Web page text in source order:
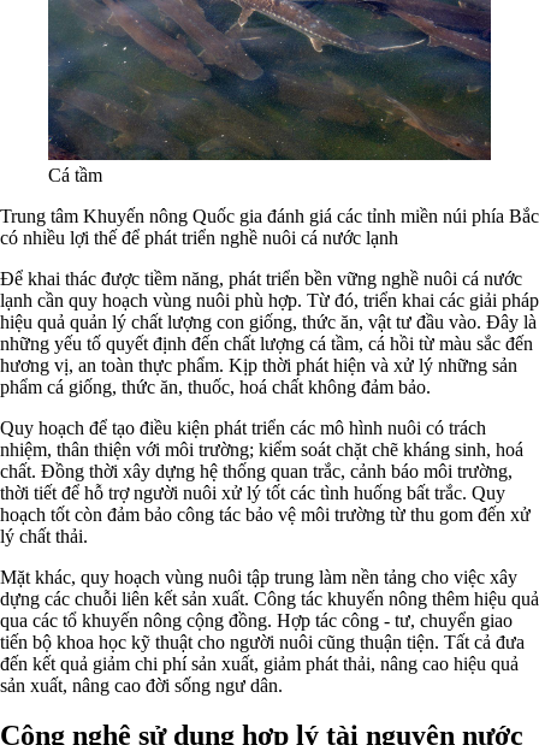
Cá tầm
Trung tâm Khuyến nông Quốc gia đánh giá các tỉnh miền núi phía Bắc
có nhiều lợi thế để phát triển nghề nuôi cá nước lạnh
Để khai thác được tiềm năng, phát triển bền vững nghề nuôi cá nước
lạnh cần quy hoạch vùng nuôi phù hợp. Từ đó, triển khai các giải pháp
hiệu quả quản lý chất lượng con giống, thức ăn, vật tư đầu vào. Đây là
những yếu tố quyết định đến chất lượng cá tầm, cá hồi từ màu sắc đến
hương vị, an toàn thực phẩm. Kịp thời phát hiện và xử lý những sản
phẩm cá giống, thức ăn, thuốc, hoá chất không đảm bảo.
Quy hoạch để tạo điều kiện phát triển các mô hình nuôi có trách
nhiệm, thân thiện với môi trường; kiểm soát chặt chẽ kháng sinh, hoá
chất. Đồng thời xây dựng hệ thống quan trắc, cảnh báo môi trường,
thời tiết để hỗ trợ người nuôi xử lý tốt các tình huống bất trắc. Quy
hoạch tốt còn đảm bảo công tác bảo vệ môi trường từ thu gom đến xử
lý chất thải.
Mặt khác, quy hoạch vùng nuôi tập trung làm nền tảng cho việc xây
dựng các chuỗi liên kết sản xuất. Công tác khuyến nông thêm hiệu quả
qua các tổ khuyến nông cộng đồng. Hợp tác công - tư, chuyển giao
tiến bộ khoa học kỹ thuật cho người nuôi cũng thuận tiện. Tất cả đưa
đến kết quả giảm chi phí sản xuất, giảm phát thải, nâng cao hiệu quả
sản xuất, nâng cao đời sống ngư dân.
Công nghệ sử dụng hợp lý tài nguyên nước